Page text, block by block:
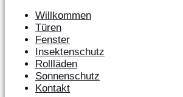
Willkommen
Türen
Fenster
Insektenschutz
Rollläden
Sonnenschutz
Kontakt